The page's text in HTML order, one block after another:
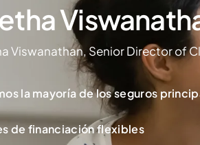
Viswanathan, Senior Director of
la mayoría de los seguros
de financiación flexibles